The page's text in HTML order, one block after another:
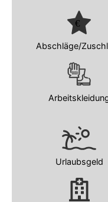
Abschläge/
Urlaubsgeld